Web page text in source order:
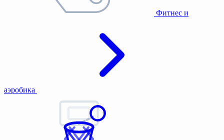
Фитнес и
аэробика